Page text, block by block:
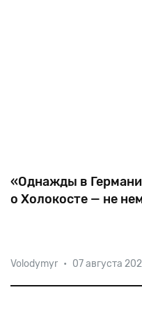
«Однажды в
о Холокосте — не
Главные герои —
имущество и всех
Volodymyr • 07 августа